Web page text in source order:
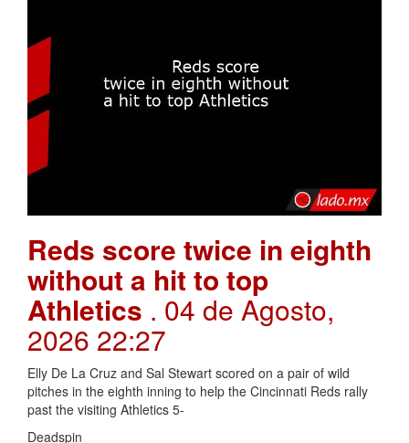
Reds score twice in eighth
without a hit to top
Athletics . 04 de Agosto,
2026 22:27
Elly De La Cruz and Sal Stewart scored on a pair of wild
pitches in the eighth inning to help the Cincinnati Reds rally
past the visiting Athletics 5-
Deadspin